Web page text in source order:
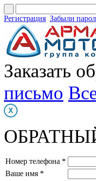
Регистрация Забыли
Заказать
письмо
Номер телефона *
Ваше имя *